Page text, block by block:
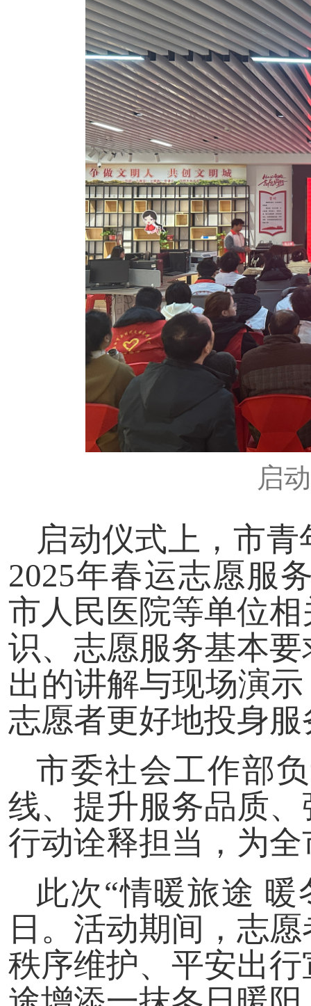
启
启动仪式上，市
2025年春运志愿服
市人民医院等单位
识、志愿服务基本
出的讲解与现场演
志愿者更好地投身
市委社会工作部
线、提升服务品质
行动诠释担当，为
此次“情暖旅途 暖
日。活动期间，志
秩序维护、平安出